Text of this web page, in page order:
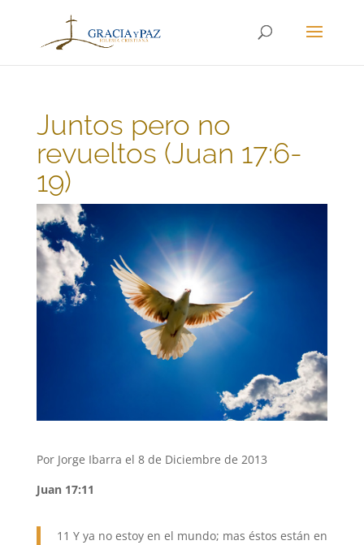
Juntos pero no
revueltos (Juan 17:6-
19)
Por Jorge Ibarra el 8 de Diciembre de 2013
Juan 17:11
11 Y ya no estoy en el mundo; mas éstos están en